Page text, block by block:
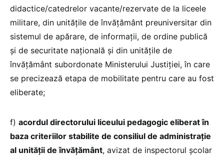
didactice/catedrelor vacante/rezervate de la liceele
militare, din unităţile de învățământ preuniversitar din
sistemul de apărare, de informaţii, de ordine publică
şi de securitate naţională şi din unităţile de
învățământ subordonate Ministerului Justiţiei, în care
se precizează etapa de mobilitate pentru care au fost
eliberate;
f) acordul directorului liceului pedagogic eliberat în
baza criteriilor stabilite de consiliul de administrație
al unității de învățământ, avizat de inspectorul şcolar